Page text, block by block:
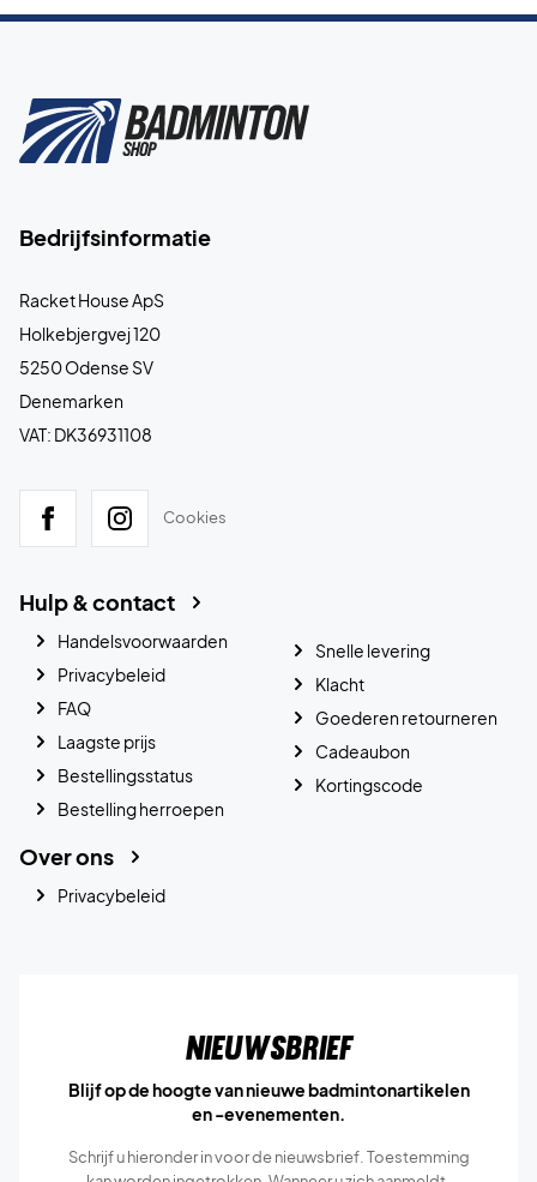
Bedrijfsinformatie
Racket House ApS
Holkebjergvej 120
5250 Odense SV
Denemarken
VAT: DK36931108
Cookies
Hulp & contact
Handelsvoorwaarden
Privacybeleid
FAQ
Laagste prijs
Bestellingsstatus
Bestelling herroepen
Snelle levering
Klacht
Goederen retourneren
Cadeaubon
Kortingscode
Over ons
Privacybeleid
Nieuwsbrief
Blijf op de hoogte van nieuwe badmintonartikelen
en -evenementen.
Schrijf u hieronder in voor de nieuwsbrief. Toestemming